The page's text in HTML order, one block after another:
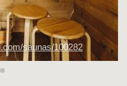
saunas/100282